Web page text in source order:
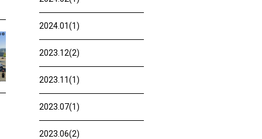
2024.01(1)
2023.12(2)
2023.11(1)
2023.07(1)
2023.06(2)